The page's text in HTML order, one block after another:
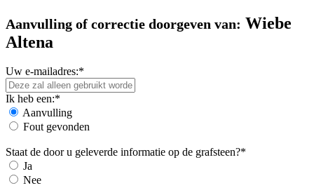
Aanvulling of correctie doorgeven van: Wiebe
Altena
Uw e-mailadres:*
Ik heb een:*
Aanvulling
Fout gevonden
Staat de door u geleverde informatie op de grafsteen?*
Ja
Nee